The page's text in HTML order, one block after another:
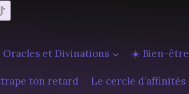
et Divinations ☀️ Bien-être
ton retard Le cercle d’affinités